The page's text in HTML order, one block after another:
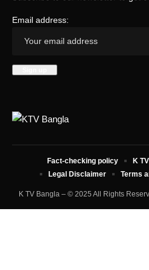
Email address:
K TV Bangla – © 2025 All Rights
Fact-checking policy
K
Legal Disclaimer
Terms